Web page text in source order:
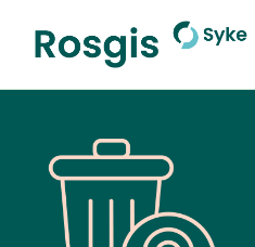
Siirry
sisältöön
Etusivulle